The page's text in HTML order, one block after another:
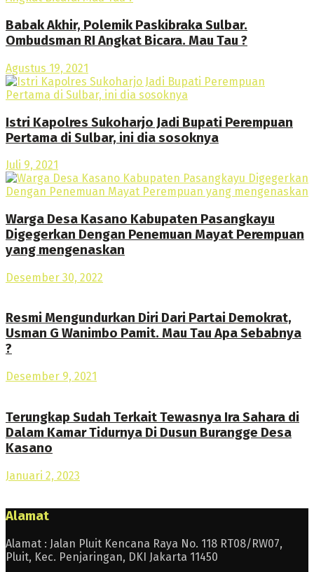
Babak Akhir, Polemik Paskibraka Sulbar.
Ombudsman RI Angkat Bicara. Mau Tau ?
Agustus 19, 2021
Istri Kapolres Sukoharjo Jadi Bupati Perempuan
Pertama di Sulbar, ini dia sosoknya
Juli 9, 2021
Warga Desa Kasano Kabupaten Pasangkayu
Digegerkan Dengan Penemuan Mayat Perempuan
yang mengenaskan
Desember 30, 2022
Resmi Mengundurkan Diri Dari Partai Demokrat,
Usman G Wanimbo Pamit. Mau Tau Apa Sebabnya
?
Desember 9, 2021
Terungkap Sudah Terkait Tewasnya Ira Sahara di
Dalam Kamar Tidurnya Di Dusun Burangge Desa
Kasano
Januari 2, 2023
Alamat
Alamat : Jalan Pluit Kencana Raya No. 118 RT08/RW07,
Pluit, Kec. Penjaringan, DKI Jakarta 11450